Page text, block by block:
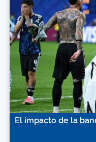
El impacto de la